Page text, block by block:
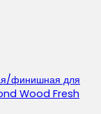
финишная для
Wood Fresh